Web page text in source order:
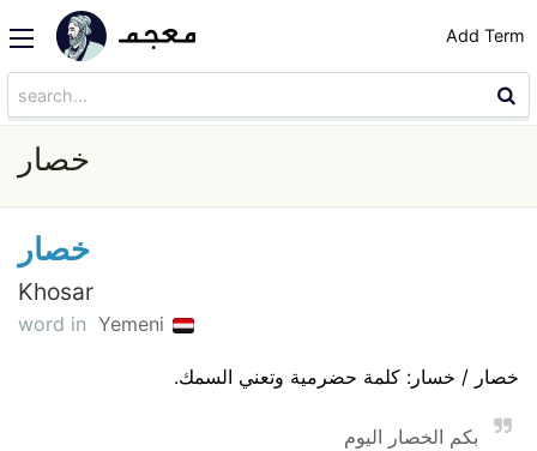
Add Term
خصار
خصار
Khosar
word in Yemeni
خصار / خسار: كلمة حضرمية وتعني السمك.
بكم الخصار اليوم